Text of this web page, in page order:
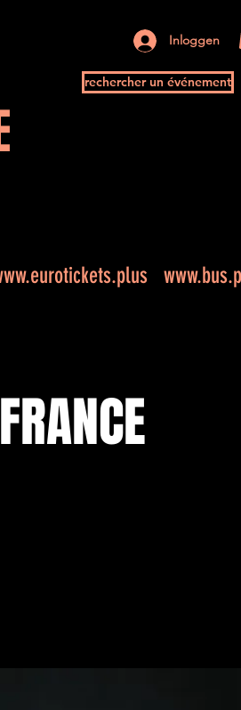
Inloggen
rechercher un événement